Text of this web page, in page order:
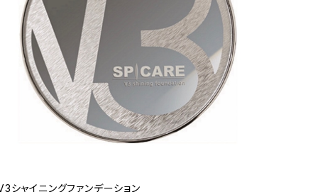
シャイニングファンデーション